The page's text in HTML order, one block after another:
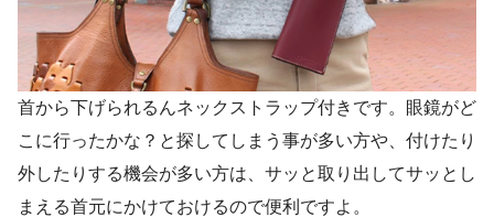
首から下げられるんネックストラップ付きです。眼鏡がど
こに行ったかな？と探してしまう事が多い方や、付けたり
外したりする機会が多い方は、サッと取り出してサッとし
まえる首元にかけておけるので便利ですよ。